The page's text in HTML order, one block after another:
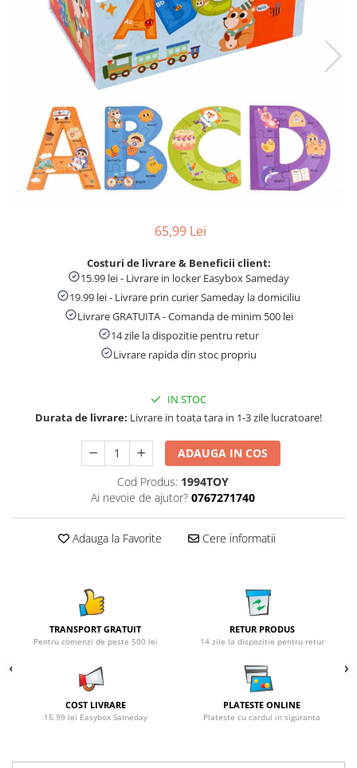
Tablite educative
65,99 Lei
Costuri de livrare & Beneficii client:
15.99 lei - Livrare in locker Easybox Sameday
19.99 lei - Livrare prin curier Sameday la domiciliu
Livrare GRATUITA - Comanda de minim 500 lei
14 zile la dispozitie pentru retur
Livrare rapida din stoc propriu
IN STOC
Durata de livrare: Livrare in toata tara in 1-3 zile lucratoare!
ADAUGA IN COS
Cod Produs: 1994TOY
Ai nevoie de ajutor? 0767271740
Adauga la Favorite Cere informatii
TRANSPORT GRATUIT
Pentru comenzi de peste 500 lei
RETUR PRODUS
14 zile la dispozitie pentru retur
COST LIVRARE
15.99 lei Easybox Sameday
PLATESTE ONLINE
Plateste cu cardul in siguranta